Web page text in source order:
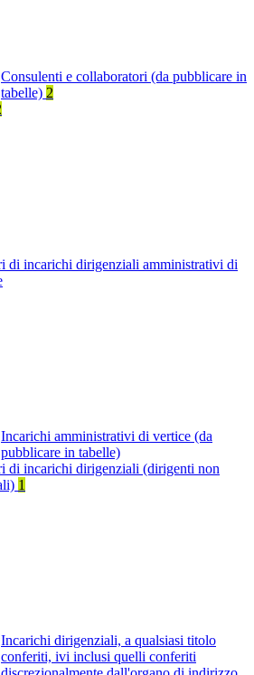
Consulenti e collaboratori (da pubblicare in
tabelle) 2
di incarichi dirigenziali amministrativi di
Incarichi amministrativi di vertice (da
pubblicare in tabelle)
di incarichi dirigenziali (dirigenti non
1
Incarichi dirigenziali, a qualsiasi titolo
conferiti, ivi inclusi quelli conferiti